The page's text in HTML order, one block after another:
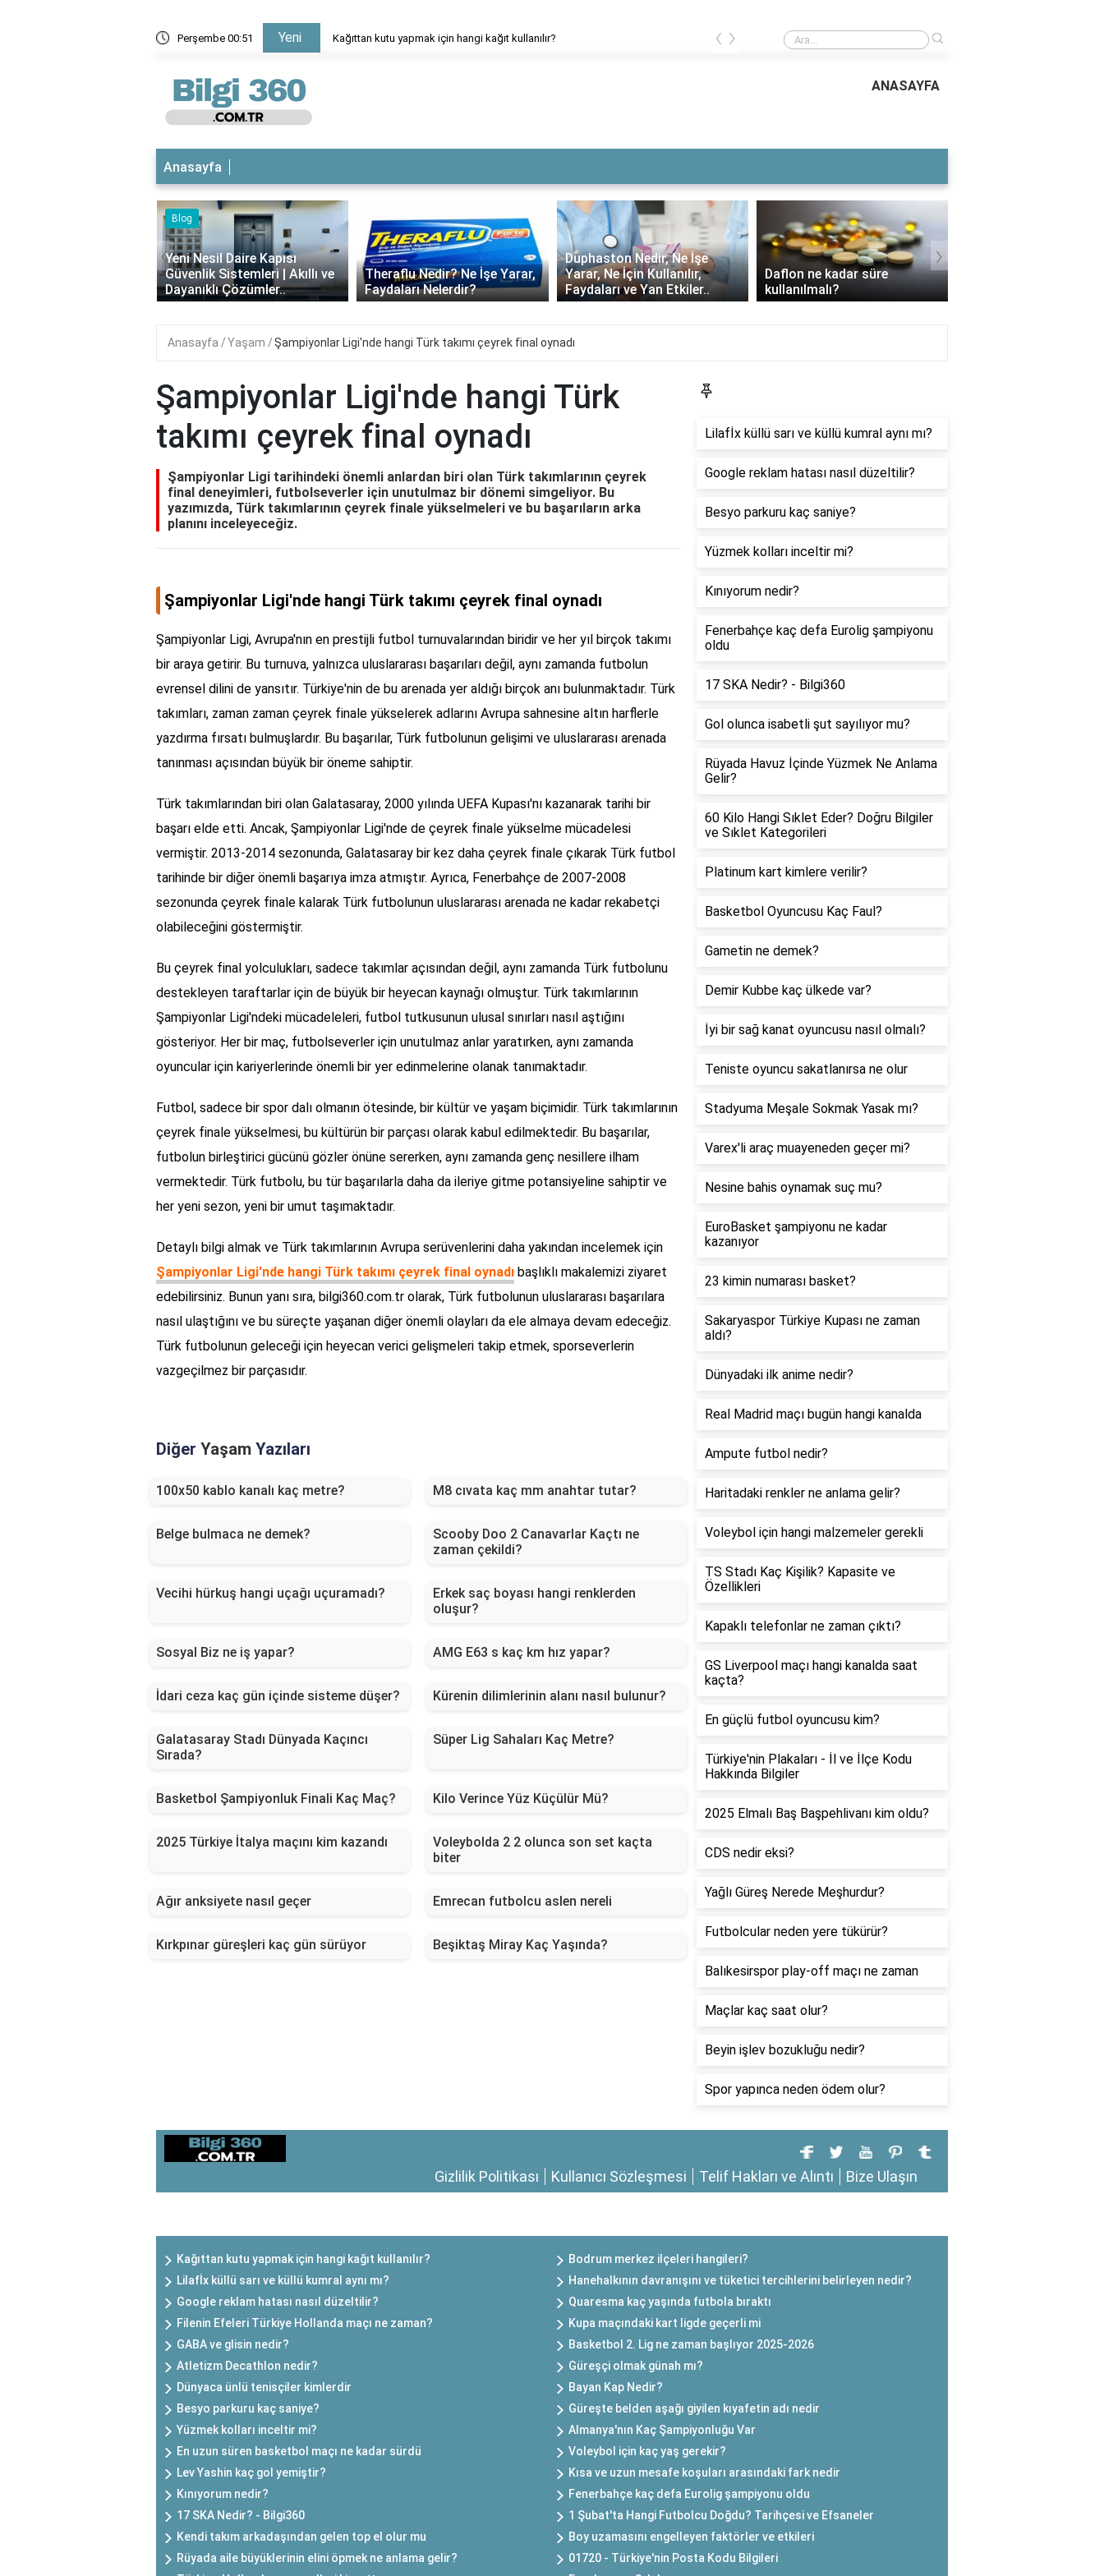
Perşembe 00:51 Yeni Kağıttan kutu yapmak için hangi kağıt kullanılır? Bodrum merkez ilçeleri hangileri?
‹ ›
ANASAYFA
Anasayfa
Blog
Yeni Nesil Daire Kapısı
Güvenlik Sistemleri | Akıllı ve
Dayanıklı Çözümler..
Theraflu Nedir? Ne İşe Yarar,
Faydaları Nelerdir?
Duphaston Nedir, Ne İşe
Yarar, Ne İçin Kullanılır,
Faydaları ve Yan Etkiler..
Daflon ne kadar süre
kullanılmalı?
‹ ›
Anasayfa Yaşam Şampiyonlar Ligi'nde hangi Türk takımı çeyrek final oynadı
Şampiyonlar Ligi'nde hangi Türk
takımı çeyrek final oynadı
Şampiyonlar Ligi tarihindeki önemli anlardan biri olan Türk takımlarının çeyrek
final deneyimleri, futbolseverler için unutulmaz bir dönemi simgeliyor. Bu
yazımızda, Türk takımlarının çeyrek finale yükselmeleri ve bu başarıların arka
planını inceleyeceğiz.
Şampiyonlar Ligi'nde hangi Türk takımı çeyrek final oynadı
Şampiyonlar Ligi, Avrupa'nın en prestijli futbol turnuvalarından biridir ve her yıl birçok takımı
bir araya getirir. Bu turnuva, yalnızca uluslararası başarıları değil, aynı zamanda futbolun
evrensel dilini de yansıtır. Türkiye'nin de bu arenada yer aldığı birçok anı bulunmaktadır. Türk
takımları, zaman zaman çeyrek finale yükselerek adlarını Avrupa sahnesine altın harflerle
yazdırma fırsatı bulmuşlardır. Bu başarılar, Türk futbolunun gelişimi ve uluslararası arenada
tanınması açısından büyük bir öneme sahiptir.
Türk takımlarından biri olan Galatasaray, 2000 yılında UEFA Kupası'nı kazanarak tarihi bir
başarı elde etti. Ancak, Şampiyonlar Ligi'nde de çeyrek finale yükselme mücadelesi
vermiştir. 2013-2014 sezonunda, Galatasaray bir kez daha çeyrek finale çıkarak Türk futbol
tarihinde bir diğer önemli başarıya imza atmıştır. Ayrıca, Fenerbahçe de 2007-2008
sezonunda çeyrek finale kalarak Türk futbolunun uluslararası arenada ne kadar rekabetçi
olabileceğini göstermiştir.
Bu çeyrek final yolculukları, sadece takımlar açısından değil, aynı zamanda Türk futbolunu
destekleyen taraftarlar için de büyük bir heyecan kaynağı olmuştur. Türk takımlarının
Şampiyonlar Ligi'ndeki mücadeleleri, futbol tutkusunun ulusal sınırları nasıl aştığını
gösteriyor. Her bir maç, futbolseverler için unutulmaz anlar yaratırken, aynı zamanda
oyuncular için kariyerlerinde önemli bir yer edinmelerine olanak tanımaktadır.
Futbol, sadece bir spor dalı olmanın ötesinde, bir kültür ve yaşam biçimidir. Türk takımlarının
çeyrek finale yükselmesi, bu kültürün bir parçası olarak kabul edilmektedir. Bu başarılar,
futbolun birleştirici gücünü gözler önüne sererken, aynı zamanda genç nesillere ilham
vermektedir. Türk futbolu, bu tür başarılarla daha da ileriye gitme potansiyeline sahiptir ve
her yeni sezon, yeni bir umut taşımaktadır.
Detaylı bilgi almak ve Türk takımlarının Avrupa serüvenlerini daha yakından incelemek için
Şampiyonlar Ligi'nde hangi Türk takımı çeyrek final oynadı başlıklı makalemizi ziyaret
edebilirsiniz. Bunun yanı sıra, bilgi360.com.tr olarak, Türk futbolunun uluslararası başarılara
nasıl ulaştığını ve bu süreçte yaşanan diğer önemli olayları da ele almaya devam edeceğiz.
Türk futbolunun geleceği için heyecan verici gelişmeleri takip etmek, sporseverlerin
vazgeçilmez bir parçasıdır.
Diğer Yaşam Yazıları
100x50 kablo kanalı kaç metre? M8 cıvata kaç mm anahtar tutar?
Belge bulmaca ne demek?
Scooby Doo 2 Canavarlar Kaçtı ne
zaman çekildi?
Vecihi hürkuş hangi uçağı uçuramadı?
Erkek saç boyası hangi renklerden
oluşur?
Sosyal Biz ne iş yapar? AMG E63 s kaç km hız yapar?
İdari ceza kaç gün içinde sisteme düşer? Kürenin dilimlerinin alanı nasıl bulunur?
Galatasaray Stadı Dünyada Kaçıncı
Sırada?
Süper Lig Sahaları Kaç Metre?
Basketbol Şampiyonluk Finali Kaç Maç? Kilo Verince Yüz Küçülür Mü?
2025 Türkiye İtalya maçını kim kazandı
Voleybolda 2 2 olunca son set kaçta
biter
Ağır anksiyete nasıl geçer Emrecan futbolcu aslen nereli
Kırkpınar güreşleri kaç gün sürüyor Beşiktaş Miray Kaç Yaşında?
Lilafİx küllü sarı ve küllü kumral aynı mı?
Google reklam hatası nasıl düzeltilir?
Besyo parkuru kaç saniye?
Yüzmek kolları inceltir mi?
Kınıyorum nedir?
Fenerbahçe kaç defa Eurolig şampiyonu
oldu
17 SKA Nedir? - Bilgi360
Gol olunca isabetli şut sayılıyor mu?
Rüyada Havuz İçinde Yüzmek Ne Anlama
Gelir?
60 Kilo Hangi Sıklet Eder? Doğru Bilgiler
ve Sıklet Kategorileri
Platinum kart kimlere verilir?
Basketbol Oyuncusu Kaç Faul?
Gametin ne demek?
Demir Kubbe kaç ülkede var?
İyi bir sağ kanat oyuncusu nasıl olmalı?
Teniste oyuncu sakatlanırsa ne olur
Stadyuma Meşale Sokmak Yasak mı?
Varex'li araç muayeneden geçer mi?
Nesine bahis oynamak suç mu?
EuroBasket şampiyonu ne kadar
kazanıyor
23 kimin numarası basket?
Sakaryaspor Türkiye Kupası ne zaman
aldı?
Dünyadaki ilk anime nedir?
Real Madrid maçı bugün hangi kanalda
Ampute futbol nedir?
Haritadaki renkler ne anlama gelir?
Voleybol için hangi malzemeler gerekli
TS Stadı Kaç Kişilik? Kapasite ve
Özellikleri
Kapaklı telefonlar ne zaman çıktı?
GS Liverpool maçı hangi kanalda saat
kaçta?
En güçlü futbol oyuncusu kim?
Türkiye'nin Plakaları - İl ve İlçe Kodu
Hakkında Bilgiler
2025 Elmalı Baş Başpehlivanı kim oldu?
CDS nedir eksi?
Yağlı Güreş Nerede Meşhurdur?
Futbolcular neden yere tükürür?
Balıkesirspor play-off maçı ne zaman
Maçlar kaç saat olur?
Beyin işlev bozukluğu nedir?
Spor yapınca neden ödem olur?
Gizlilik Politikası Kullanıcı Sözleşmesi Telif Hakları ve Alıntı Bize Ulaşın
Kağıttan kutu yapmak için hangi kağıt kullanılır?
Bodrum merkez ilçeleri hangileri?
Lilafİx küllü sarı ve küllü kumral aynı mı?
Hanehalkının davranışını ve tüketici tercihlerini belirleyen nedir?
Google reklam hatası nasıl düzeltilir?
Quaresma kaç yaşında futbola bıraktı
Filenin Efeleri Türkiye Hollanda maçı ne zaman?
Kupa maçındaki kart ligde geçerli mi
GABA ve glisin nedir?
Basketbol 2. Lig ne zaman başlıyor 2025-2026
Atletizm Decathlon nedir?
Güreşçi olmak günah mı?
Dünyaca ünlü tenisçiler kimlerdir
Bayan Kap Nedir?
Besyo parkuru kaç saniye?
Güreşte belden aşağı giyilen kıyafetin adı nedir
Yüzmek kolları inceltir mi?
Almanya'nın Kaç Şampiyonluğu Var
En uzun süren basketbol maçı ne kadar sürdü
Voleybol için kaç yaş gerekir?
Lev Yashin kaç gol yemiştir?
Kısa ve uzun mesafe koşuları arasındaki fark nedir
Kınıyorum nedir?
Fenerbahçe kaç defa Eurolig şampiyonu oldu
17 SKA Nedir? - Bilgi360
1 Şubat'ta Hangi Futbolcu Doğdu? Tarihçesi ve Efsaneler
Kendi takım arkadaşından gelen top el olur mu
Boy uzamasını engelleyen faktörler ve etkileri
Rüyada aile büyüklerinin elini öpmek ne anlama gelir?
01720 - Türkiye'nin Posta Kodu Bilgileri